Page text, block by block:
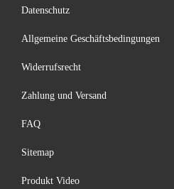
Datenschutz
Allgemeine Geschäftsbedingungen
Widerrufsrecht
Zahlung und Versand
FAQ
Sitemap
Produkt Video